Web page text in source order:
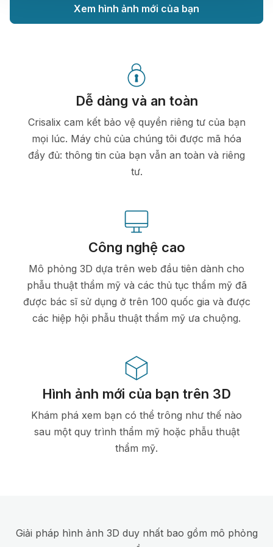
Xem hình ảnh mới của bạn
Dễ dàng và an toàn
Crisalix cam kết bảo vệ quyền riêng tư của bạn
mọi lúc. Máy chủ của chúng tôi được mã hóa
đầy đủ: thông tin của bạn vẫn an toàn và riêng
tư.
Công nghệ cao
Mô phỏng 3D dựa trên web đầu tiên dành cho
phẫu thuật thẩm mỹ và các thủ tục thẩm mỹ đã
được bác sĩ sử dụng ở trên 100 quốc gia và được
các hiệp hội phẫu thuật thẩm mỹ ưa chuộng.
Hình ảnh mới của bạn trên 3D
Khám phá xem bạn có thể trông như thế nào
sau một quy trình thẩm mỹ hoặc phẫu thuật
thẩm mỹ.
Giải pháp hình ảnh 3D duy nhất bao gồm mô phỏng